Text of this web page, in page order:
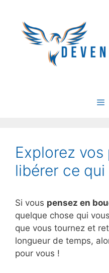
contenu
Explorez
libérer ce
Si vous pensez en
quelque chose qui
que vous tournez et
longueur de temps,
pour vous !